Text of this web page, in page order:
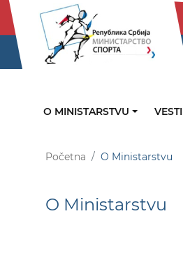
O MINISTARSTVU VESTI
Početna O Ministarstvu
O Ministarstvu